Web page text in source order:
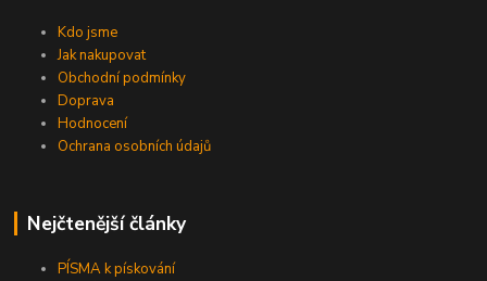
Kdo jsme
Jak nakupovat
Obchodní podmínky
Doprava
Hodnocení
Ochrana osobních údajů
Nejčtenější články
PÍSMA k pískování